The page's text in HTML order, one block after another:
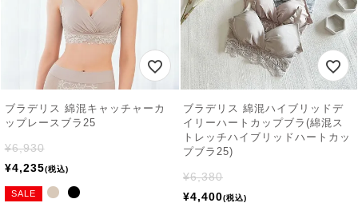
ブラデリス 綿混キャッチャーカ
ップレースブラ25
¥6,930
¥4,235 税込
SALE
ブラデリス 綿混ハイブリッドデ
イリーハートカップブラ(綿混ス
トレッチハイブリッドハートカッ
プブラ25)
¥6,380
¥4,400 税込